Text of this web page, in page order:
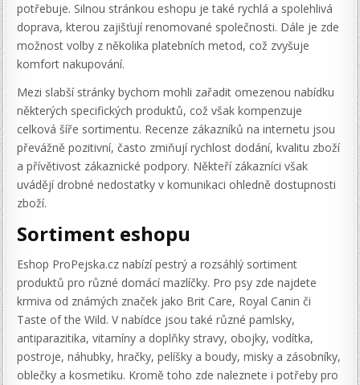
potřebuje. Silnou stránkou eshopu je také rychlá a spolehlivá
doprava, kterou zajišťují renomované společnosti. Dále je zde
možnost volby z několika platebních metod, což zvyšuje
komfort nakupování.
Mezi slabší stránky bychom mohli zařadit omezenou nabídku
některých specifických produktů, což však kompenzuje
celková šíře sortimentu. Recenze zákazníků na internetu jsou
převážně pozitivní, často zmiňují rychlost dodání, kvalitu zboží
a přívětivost zákaznické podpory. Někteří zákazníci však
uvádějí drobné nedostatky v komunikaci ohledně dostupnosti
zboží.
Sortiment eshopu
Eshop ProPejska.cz nabízí pestrý a rozsáhlý sortiment
produktů pro různé domácí mazlíčky. Pro psy zde najdete
krmiva od známých značek jako Brit Care, Royal Canin či
Taste of the Wild. V nabídce jsou také různé pamlsky,
antiparazitika, vitamíny a doplňky stravy, obojky, vodítka,
postroje, náhubky, hračky, pelíšky a boudy, misky a zásobníky,
oblečky a kosmetiku. Kromě toho zde naleznete i potřeby pro